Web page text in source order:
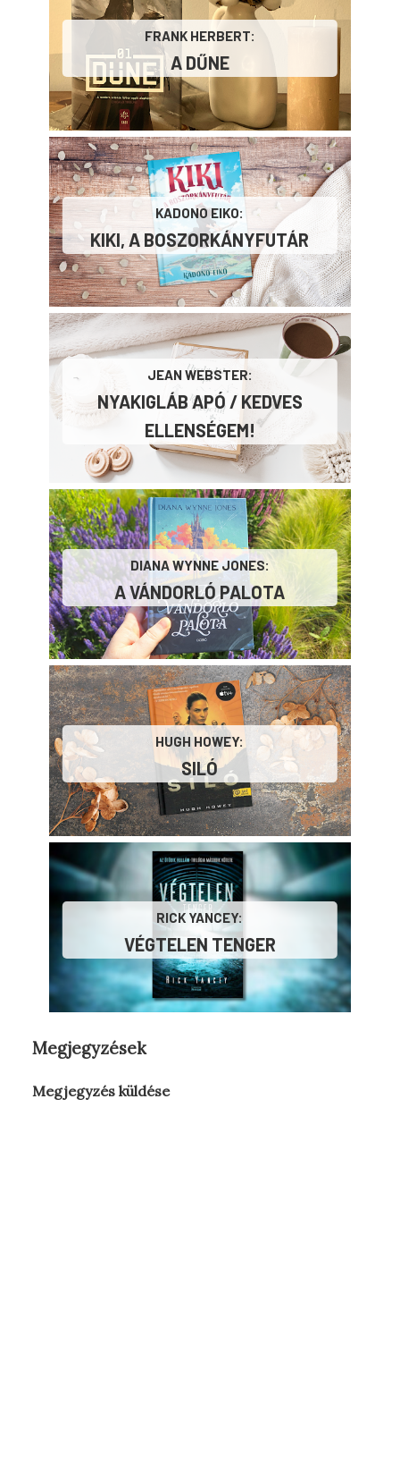
FRANK HERBERT:
A ​DŰNE
KADONO EIKO:
KIKI, A BOSZORKÁNYFUTÁR
JEAN WEBSTER:
NYAKIGLÁB ​APÓ / KEDVES
ELLENSÉGEM!
DIANA WYNNE JONES:
A ​VÁNDORLÓ PALOTA
HUGH HOWEY:
SILÓ
RICK YANCEY:
VÉGTELEN ​TENGER
Megjegyzések
Megjegyzés küldése